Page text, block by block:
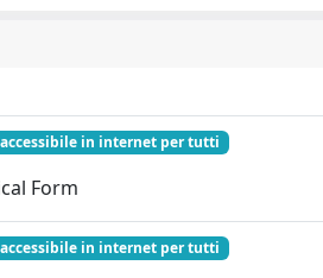
accessibile in internet per tutti
Form
accessibile in internet per tutti